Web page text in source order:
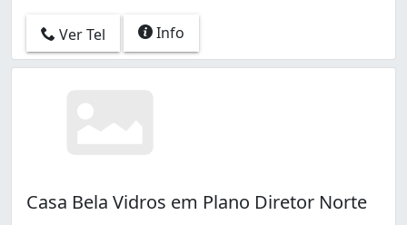
Ver Tel Info
Casa Bela Vidros em Plano Diretor Norte